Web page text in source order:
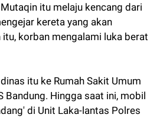
itu melaju kencang dari
kereta yang akan
korban mengalami luka berat
itu ke Rumah Sakit Umum
Bandung. Hingga saat ini, mobil
di Unit Laka-lantas Polres